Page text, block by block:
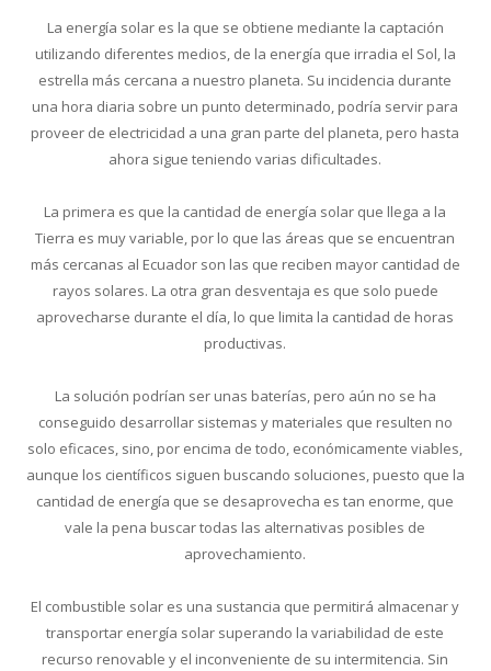
La energía solar es la que se obtiene mediante la captación
utilizando diferentes medios, de la energía que irradia el Sol, la
estrella más cercana a nuestro planeta. Su incidencia durante
una hora diaria sobre un punto determinado, podría servir para
proveer de electricidad a una gran parte del planeta, pero hasta
ahora sigue teniendo varias dificultades.
La primera es que la cantidad de energía solar que llega a la
Tierra es muy variable, por lo que las áreas que se encuentran
más cercanas al Ecuador son las que reciben mayor cantidad de
rayos solares. La otra gran desventaja es que solo puede
aprovecharse durante el día, lo que limita la cantidad de horas
productivas.
La solución podrían ser unas baterías, pero aún no se ha
conseguido desarrollar sistemas y materiales que resulten no
solo eficaces, sino, por encima de todo, económicamente viables,
aunque los científicos siguen buscando soluciones, puesto que la
cantidad de energía que se desaprovecha es tan enorme, que
vale la pena buscar todas las alternativas posibles de
aprovechamiento.
El combustible solar es una sustancia que permitirá almacenar y
transportar energía solar superando la variabilidad de este
recurso renovable y el inconveniente de su intermitencia. Sin